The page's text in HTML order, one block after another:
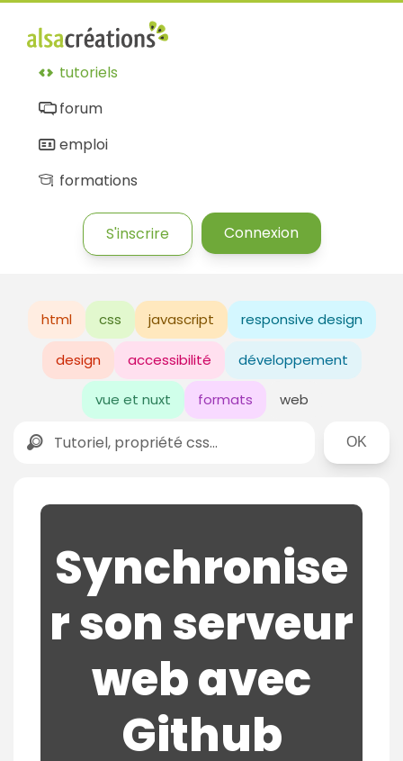
tutoriels
forum
emploi
formations
S'inscrire Connexion
html css javascript responsive design
design accessibilité développement
vue et nuxt formats web
Rechercher
Synchronise
r son serveur
web avec
Github